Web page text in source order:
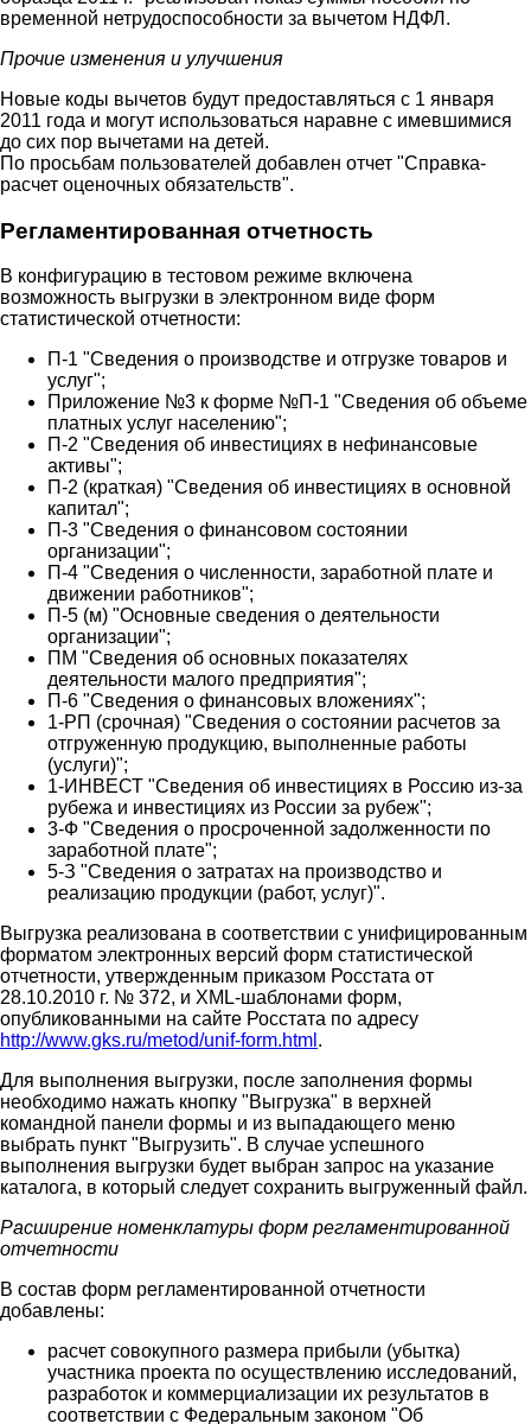
временной нетрудоспособности за вычетом НДФЛ.
Прочие изменения и улучшения
Новые коды вычетов будут предоставляться с 1 января
2011 года и могут использоваться наравне с имевшимися
до сих пор вычетами на детей.
По просьбам пользователей добавлен отчет "Справка-
расчет оценочных обязательств".
Регламентированная отчетность
В конфигурацию в тестовом режиме включена
возможность выгрузки в электронном виде форм
статистической отчетности:
П-1 "Сведения о производстве и отгрузке товаров и
услуг";
Приложение №3 к форме №П-1 "Сведения об объеме
платных услуг населению";
П-2 "Сведения об инвестициях в нефинансовые
активы";
П-2 (краткая) "Сведения об инвестициях в основной
капитал";
П-3 "Сведения о финансовом состоянии
организации";
П-4 "Сведения о численности, заработной плате и
движении работников";
П-5 (м) "Основные сведения о деятельности
организации";
ПМ "Сведения об основных показателях
деятельности малого предприятия";
П-6 "Сведения о финансовых вложениях";
1-РП (срочная) "Сведения о состоянии расчетов за
отгруженную продукцию, выполненные работы
(услуги)";
1-ИНВЕСТ "Сведения об инвестициях в Россию из-за
рубежа и инвестициях из России за рубеж";
3-Ф "Сведения о просроченной задолженности по
заработной плате";
5-З "Сведения о затратах на производство и
реализацию продукции (работ, услуг)".
Выгрузка реализована в соответствии с унифицированным
форматом электронных версий форм статистической
отчетности, утвержденным приказом Росстата от
28.10.2010 г. № 372, и XML-шаблонами форм,
опубликованными на сайте Росстата по адресу
http://www.gks.ru/metod/unif-form.html .
Для выполнения выгрузки, после заполнения формы
необходимо нажать кнопку "Выгрузка" в верхней
командной панели формы и из выпадающего меню
выбрать пункт "Выгрузить". В случае успешного
выполнения выгрузки будет выбран запрос на указание
каталога, в который следует сохранить выгруженный файл.
Расширение номенклатуры форм регламентированной
отчетности
В состав форм регламентированной отчетности
добавлены:
расчет совокупного размера прибыли (убытка)
участника проекта по осуществлению исследований,
разработок и коммерциализации их результатов в
соответствии с Федеральным законом "Об